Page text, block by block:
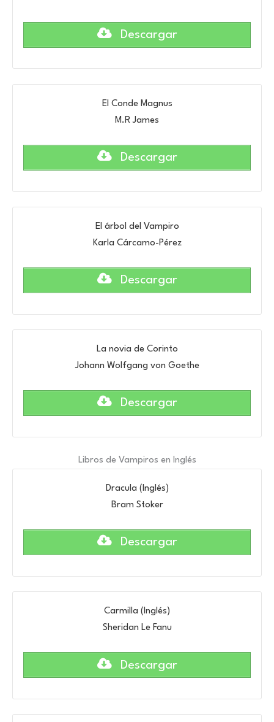
Descargar
El Conde Magnus
M.R James
Descargar
El árbol del Vampiro
Karla Cárcamo-Pérez
Descargar
La novia de Corinto
Johann Wolfgang von Goethe
Descargar
Libros de Vampiros en Inglés
Dracula (Inglés)
Bram Stoker
Descargar
Carmilla (Inglés)
Sheridan Le Fanu
Descargar